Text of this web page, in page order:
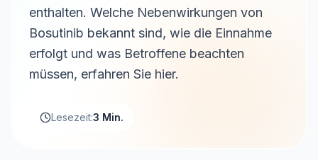
enthalten. Welche Nebenwirkungen von
Bosutinib bekannt sind, wie die Einnahme
erfolgt und was Betroffene beachten
müssen, erfahren Sie hier.
Lesezeit:3 Min.